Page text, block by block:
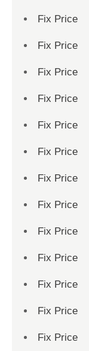
Fix Price
Fix Price
Fix Price
Fix Price
Fix Price
Fix Price
Fix Price
Fix Price
Fix Price
Fix Price
Fix Price
Fix Price
Fix Price